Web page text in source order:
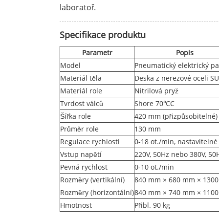
laboratoř.
Specifikace produktu
Parametr
Popis
Model
Pneumatický elektrický
Materiál těla
Deska z nerezové oceli
Materiál role
Nitrilová pryž
Tvrdost válců
Shore 70℃C
Šířka role
420 mm (přizpůsobitelné)
Průměr role
130 mm
Regulace rychlosti
0-18 ot./min, nastavitelné
Vstup napětí
220V, 50Hz nebo 380V,
Pevná rychlost
0-10 ot./min
Rozměry (vertikální)
840 mm × 680 mm ×
Rozměry (horizontální)840 mm × 740 mm ×
Hmotnost
Přibl. 90 kg